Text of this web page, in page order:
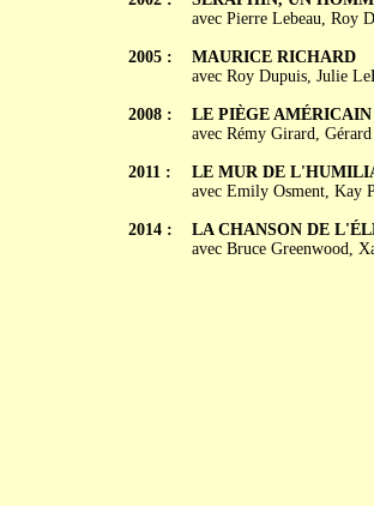
2005 :
2008 :
2011 :
2014 :
avec Pierre Lebeau, Roy
MAURICE RICHARD
avec Roy Dupuis, Julie
LE PIÈGE AMÉRICAIN
avec Rémy Girard,
LE MUR DE
avec Emily Osment, Kay
LA CHANSON DE
avec Bruce Greenwood,